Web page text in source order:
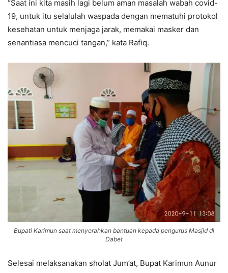
“Saat ini kita masih lagi belum aman masalah wabah covid-
19, untuk itu selalulah waspada dengan mematuhi protokol
kesehatan untuk menjaga jarak, memakai masker dan
senantiasa mencuci tangan,” kata Rafiq.
Bupati Karimun saat menyerahkan bantuan kepada pengurus Masjid di
Dabet
Selesai melaksanakan sholat Jum’at, Bupat Karimun Aunur